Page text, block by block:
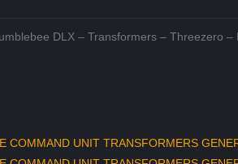
DLX – Transformers – Threezero –